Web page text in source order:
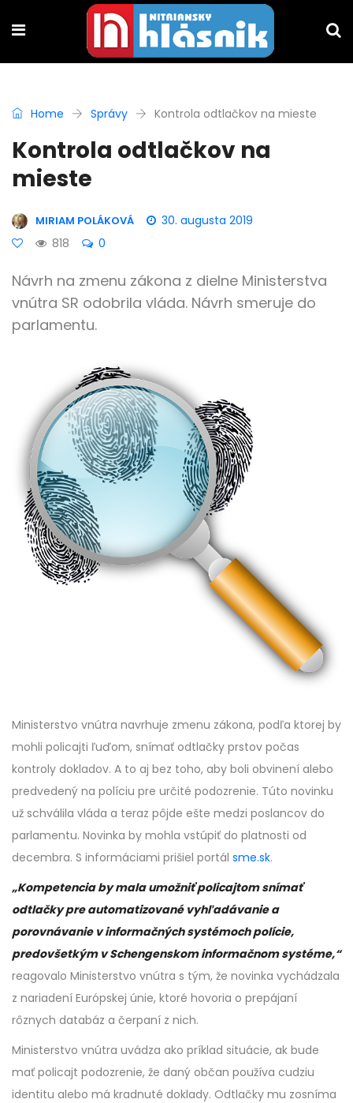
Home Správy Kontrola odtlačkov na mieste
Kontrola odtlačkov na
mieste
MIRIAM POLÁKOVÁ
30. augusta 2019
818
0
Návrh na zmenu zákona z dielne Ministerstva
vnútra SR odobrila vláda. Návrh smeruje do
parlamentu.
Ministerstvo vnútra navrhuje zmenu zákona, podľa ktorej by
mohli policajti ľuďom, snímať odtlačky prstov počas
kontroly dokladov. A to aj bez toho, aby boli obvinení alebo
predvedený na políciu pre určité podozrenie. Túto novinku
už schválila vláda a teraz pôjde ešte medzi poslancov do
parlamentu. Novinka by mohla vstúpiť do platnosti od
decembra. S informáciami prišiel portál sme.sk.
„Kompetencia by mala umožniť policajtom snímať
odtlačky pre automatizované vyhľadávanie a
porovnávanie v informačných systémoch polície,
predovšetkým v Schengenskom informačnom systéme,“
reagovalo Ministerstvo vnútra s tým, že novinka vychádzala
z nariadení Európskej únie, ktoré hovoria o prepájaní
rôznych databáz a čerpaní z nich.
Ministerstvo vnútra uvádza ako príklad situácie, ak bude
mať policajt podozrenie, že daný občan používa cudziu
identitu alebo má kradnuté doklady. Odtlačky mu zosníma